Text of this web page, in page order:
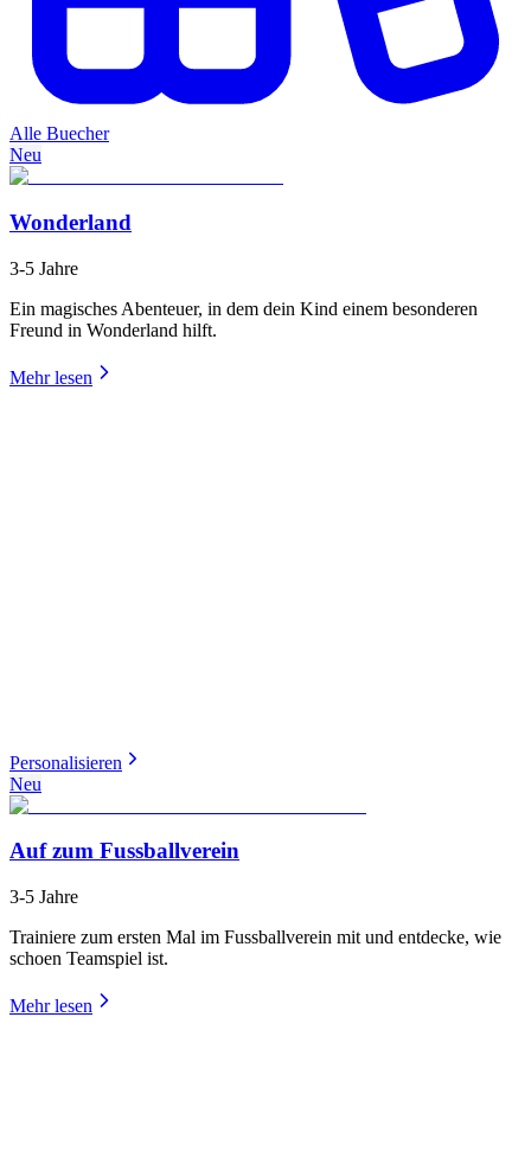
Alle Buecher
Neu
Wonderland
3-5 Jahre
Ein magisches Abenteuer, in dem dein Kind einem besonderen
Freund in Wonderland hilft.
Mehr lesen
Personalisieren
Neu
Auf zum Fussballverein
3-5 Jahre
Trainiere zum ersten Mal im Fussballverein mit und entdecke, wie
schoen Teamspiel ist.
Mehr lesen